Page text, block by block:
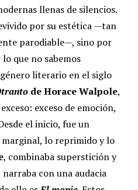
llenas de silencios.
por su estética —tan
parodiable—, sino por
que no sabemos
literario en el siglo
de Horace Walpole,
exceso de emoción,
el inicio, fue un
lo reprimido y lo
, combinaba superstición y
narraba con una audacia